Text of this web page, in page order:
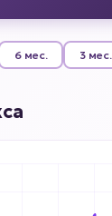
6 мес. 3 мес.